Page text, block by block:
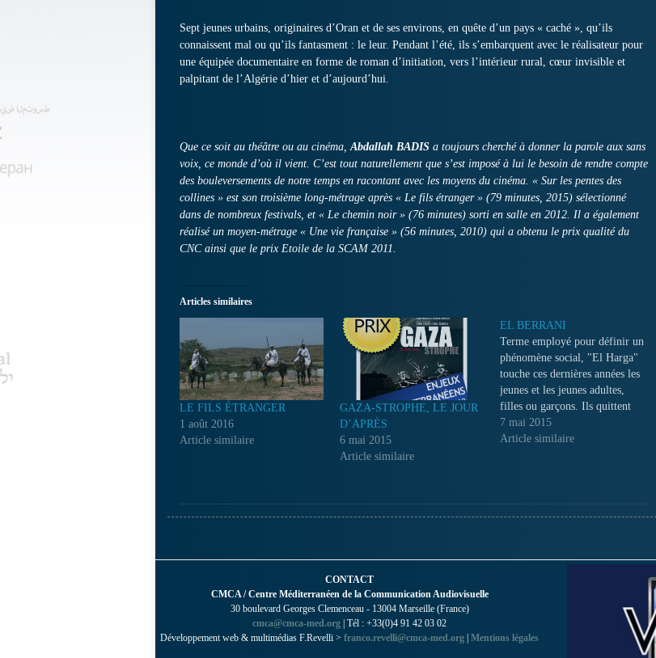
Sept jeunes urbains, originaires d’Oran et de ses environs, en quête d’un pays « caché », qu’ils
connaissent mal ou qu’ils fantasment : le leur. Pendant l’été, ils s’embarquent avec le réalisateur pour
une équipée documentaire en forme de roman d’initiation, vers l’intérieur rural, cœur invisible et
palpitant de l’Algérie d’hier et d’aujourd’hui.
Que ce soit au théâtre ou au cinéma,Abdallah BADIS a toujours cherché à donner la parole aux sans
voix, ce monde d’où il vient. C’est tout naturellement que s’est imposé à lui le besoin de rendre compte
des bouleversements de notre temps en racontant avec les moyens du cinéma. « Sur les pentes des
collines » est son troisième long-métrage après « Le fils étranger » (79 minutes, 2015) sélectionné
dans de nombreux festivals, et « Le chemin noir » (76 minutes) sorti en salle en 2012. Il a également
réalisé un moyen-métrage « Une vie française » (56 minutes, 2010) qui a obtenu le prix qualité du
CNC ainsi que le prix Etoile de la SCAM 2011.
Articles similaires
LE FILS ÉTRANGER
1 août 2016
Article similaire
GAZA-STROPHE, LE JOUR
D’APRÈS
6 mai 2015
Article similaire
EL BERRANI
Terme employé pour définir un
phénomène social, "El Harga"
touche ces dernières années les
jeunes et les jeunes adultes,
filles ou garçons. Ils quittent
leur pays de façon illégale à la
quête du bonheur et défient la
7 mai 2015
Article similaire
CONTACT
CMCA / Centre Méditerranéen de la Communication Audiovisuelle
30 boulevard Georges Clemenceau - 13004 Marseille (France)
cmca@cmca-med.org | Tél : +33(0)4 91 42 03 02
Développement web & multimédias F.Revelli > franco.revelli@cmca-med.org | Mentions légales